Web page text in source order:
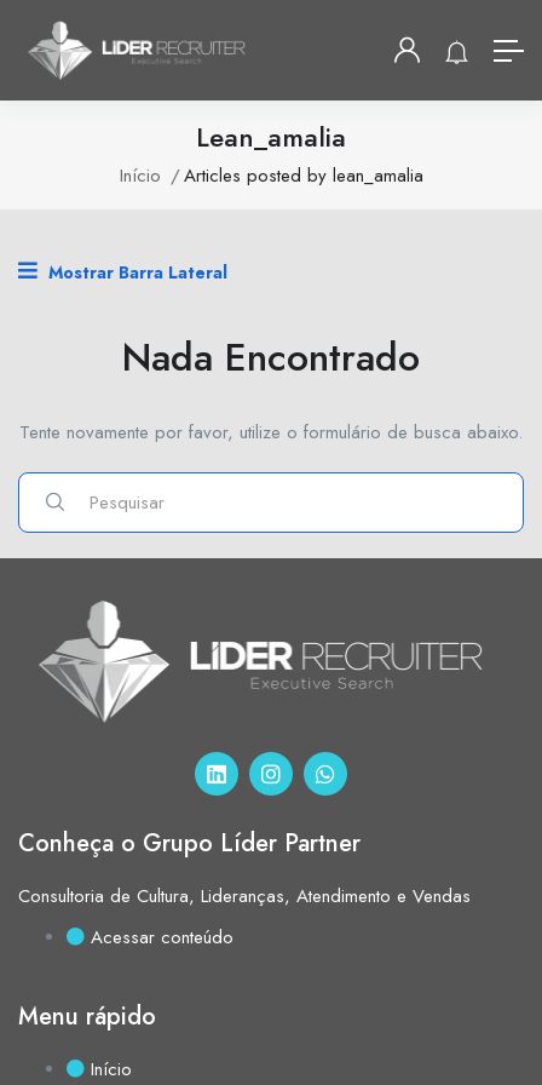
Lean_amalia
Início Articles posted by lean_amalia
Mostrar Barra Lateral
Nada Encontrado
Tente novamente por favor, utilize o formulário de busca abaixo.
Conheça o Grupo Líder Partner
Consultoria de Cultura, Lideranças, Atendimento e Vendas
Acessar conteúdo
Menu rápido
Início